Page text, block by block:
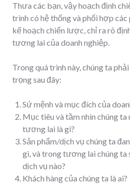
Thưa các bạn, vậy hoạch định
trình có hệ thống và phối hợp
kế hoạch chiến lược, chỉ ra rõ
tương lai của doanh nghiệp.
Trong quá trình này, chúng ta
trọng sau đây:
Sứ mệnh và mục đích của
Mục tiêu và tầm nhìn chúng
tương lai là gì?
Sản phẩm/dịch vụ chúng ta
gì, và trong tương lai chúng ta
dịch vụ nào?
Khách hàng của chúng ta là ai?